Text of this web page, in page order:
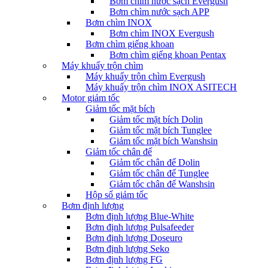
Bơm chìm nước sạch APP
Bơm chìm INOX
Bơm chìm INOX Evergush
Bơm chìm giếng khoan
Bơm chìm giếng khoan Pentax
Máy khuấy trộn chìm
Máy khuấy trộn chìm Evergush
Máy khuấy trộn chìm INOX ASITECH
Motor giảm tốc
Giảm tốc mặt bích
Giảm tốc mặt bích Dolin
Giảm tốc mặt bích Tunglee
Giảm tốc mặt bích Wanshsin
Giảm tốc chân đế
Giảm tốc chân đế Dolin
Giảm tốc chân đế Tunglee
Giảm tốc chân đế Wanshsin
Hộp số giảm tốc
Bơm định lượng
Bơm định lượng Blue-White
Bơm định lượng Pulsafeeder
Bơm định lượng Doseuro
Bơm định lượng Seko
Bơm định lượng FG